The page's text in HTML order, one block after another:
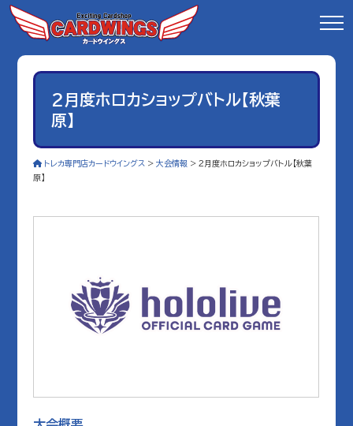
2月度ホロカショップバトル【秋葉
原】
トレカ専門店カードウイングス >大会情報 >2月度ホロカショップバトル【秋葉
原】